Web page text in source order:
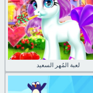
لعبة المُهر السعيد